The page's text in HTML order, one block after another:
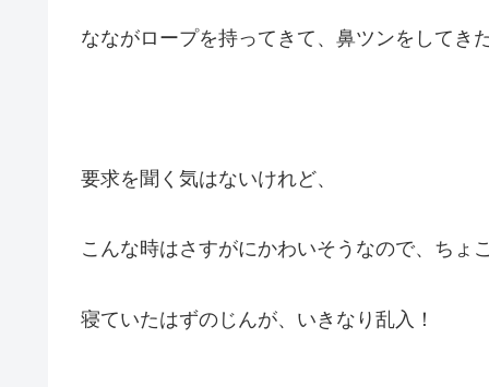
なながロープを持ってきて、鼻ツンをしてき
要求を聞く気はないけれど、
こんな時はさすがにかわいそうなので、ちょ
寝ていたはずのじんが、いきなり乱入！